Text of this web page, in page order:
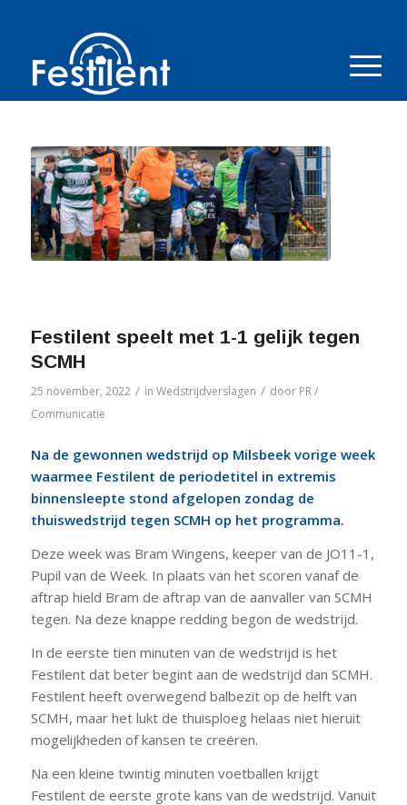
Festilent speelt met 1-1 gelijk tegen
SCMH
25 november, 2022 / in Wedstrijdverslagen / door PR /
Communicatie
Na de gewonnen wedstrijd op Milsbeek vorige week
waarmee Festilent de periodetitel in extremis
binnensleepte stond afgelopen zondag de
thuiswedstrijd tegen SCMH op het programma.
Deze week was Bram Wingens, keeper van de JO11-1,
Pupil van de Week. In plaats van het scoren vanaf de
aftrap hield Bram de aftrap van de aanvaller van SCMH
tegen. Na deze knappe redding begon de wedstrijd.
In de eerste tien minuten van de wedstrijd is het
Festilent dat beter begint aan de wedstrijd dan SCMH.
Festilent heeft overwegend balbezit op de helft van
SCMH, maar het lukt de thuisploeg helaas niet hieruit
mogelijkheden of kansen te creëren.
Na een kleine twintig minuten voetballen krijgt
Festilent de eerste grote kans van de wedstrijd. Vanuit